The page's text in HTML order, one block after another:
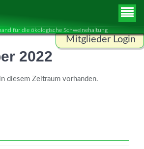
für die ökologische Schweinehaltung
Mitglieder Login
ANMELDEN
2022
diesem Zeitraum vorhanden.